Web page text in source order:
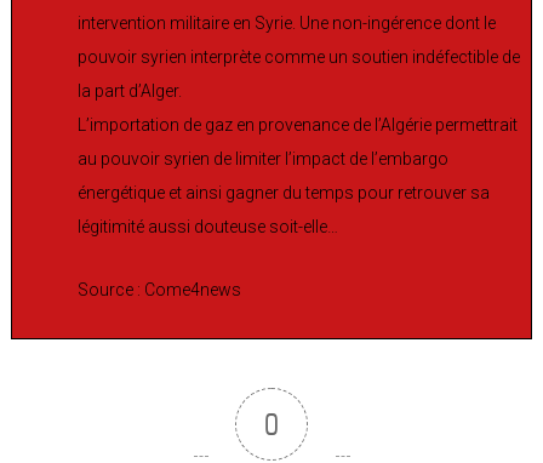
intervention militaire en Syrie. Une non-ingérence dont le
pouvoir syrien interprète comme un soutien indéfectible de
la part d’Alger.
L’importation de gaz en provenance de l’Algérie permettrait
au pouvoir syrien de limiter l’impact de l’embargo
énergétique et ainsi gagner du temps pour retrouver sa
légitimité aussi douteuse soit-elle…
Source : Come4news
0